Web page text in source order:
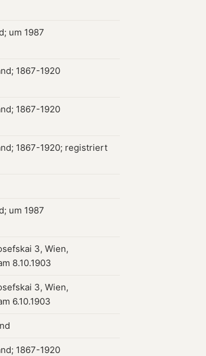
um 1987
1867-1920
1867-1920
1867-1920; registriert
um 1987
3, Wien,
8.10.1903
3, Wien,
6.10.1903
1867-1920